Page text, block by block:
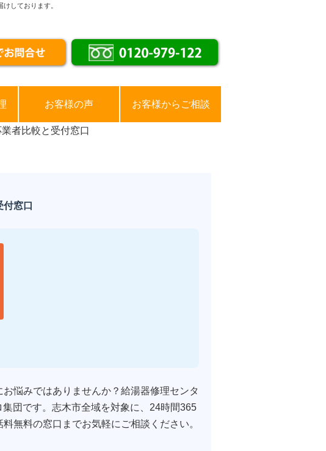
しております。
お客様の声 お客様からご相談
者比較と受付窓口
窓口
悩みではありませんか？給湯器修理センタ
団です。志木市全域を対象に、24時間365
無料の窓口までお気軽にご相談ください。